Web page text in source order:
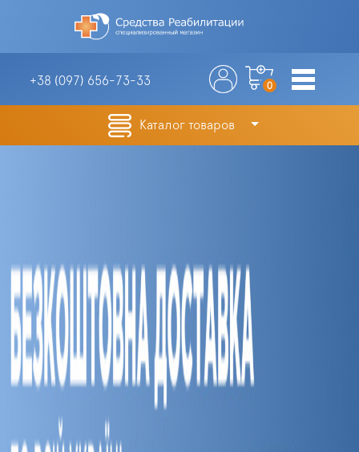
+38 (097) 656-73-33 0
Каталог товаров